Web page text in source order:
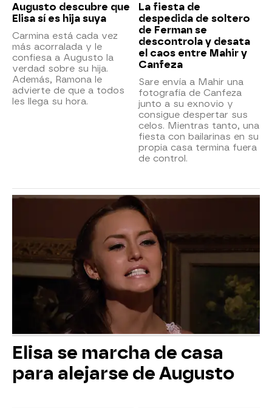
Augusto descubre que
Elisa sí es hija suya
Carmina está cada vez
más acorralada y le
confiesa a Augusto la
verdad sobre su hija.
Además, Ramona le
advierte de que a todos
les llega su hora.
La fiesta de
despedida de soltero
de Ferman se
descontrola y desata
el caos entre Mahir y
Canfeza
Sare envía a Mahir una
fotografía de Canfeza
junto a su exnovio y
consigue despertar sus
celos. Mientras tanto, una
fiesta con bailarinas en su
propia casa termina fuera
de control.
Elisa se marcha de casa
para alejarse de Augusto